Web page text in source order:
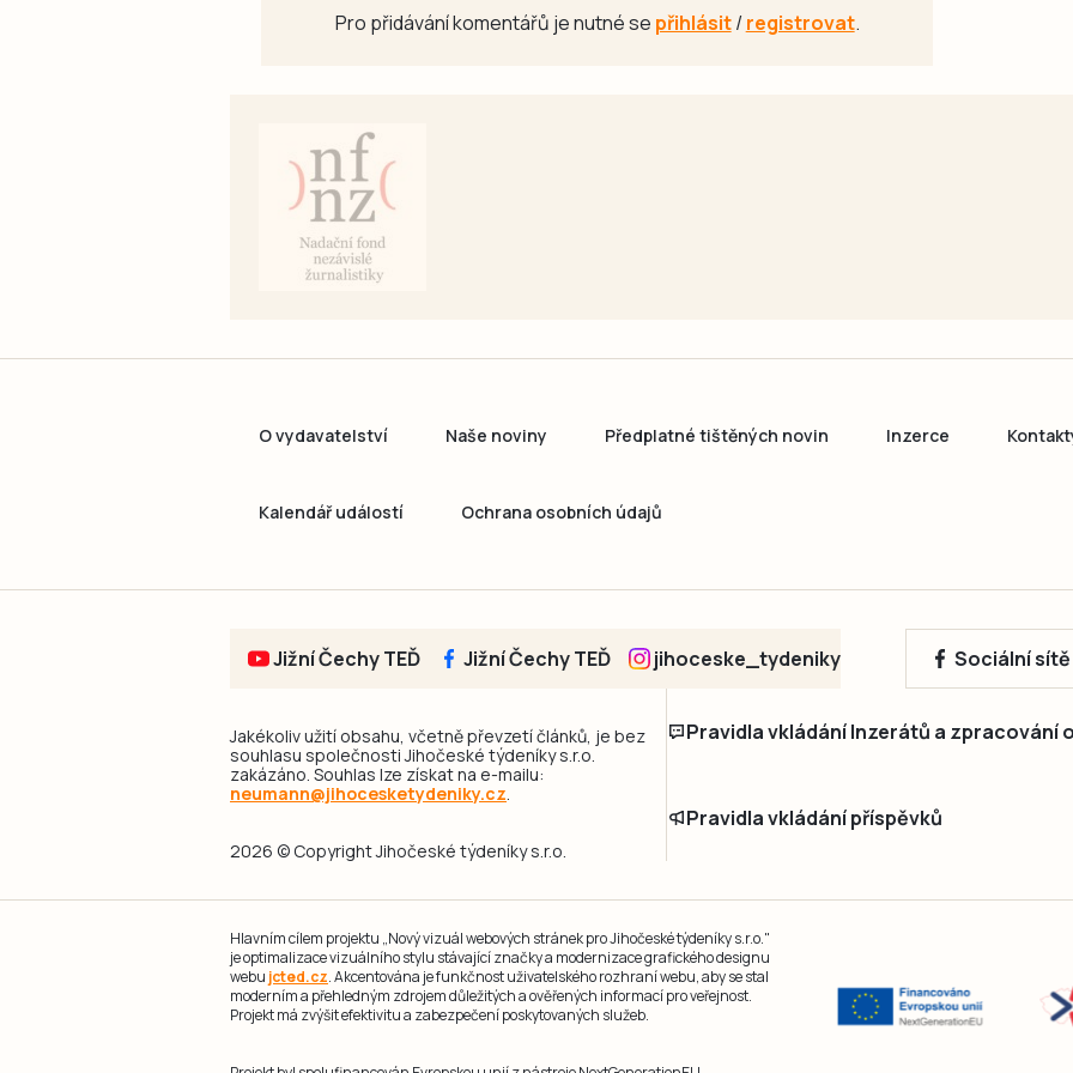
Pro přidávání komentářů je nutné se přihlásit/registrovat.
O vydavatelství Naše noviny Předplatné tištěných novin Inzerce
Kalendář událostí Ochrana osobních údajů
Jižní Čechy TEĎ Jižní Čechy TEĎ jihoceske_tydeniky Sociální
Jakékoliv užití obsahu, včetně převzetí článků, je bez
souhlasu společnosti Jihočeské týdeníky s.r.o.
zakázáno. Souhlas lze získat na e-mailu:
neumann@jihocesketydeniky.cz.
2026 © Copyright Jihočeské týdeníky s.r.o.
Pravidla vkládání Inzerátů a zpracování
Pravidla vkládání příspěvků
Hlavním cílem projektu „Nový vizuál webových stránek pro Jihočeské týdeníky s.r.o."
je optimalizace vizuálního stylu stávající značky a modernizace grafického designu
webu jcted.cz. Akcentována je funkčnost uživatelského rozhraní webu, aby se stal
moderním a přehledným zdrojem důležitých a ověřených informací pro veřejnost.
Projekt má zvýšit efektivitu a zabezpečení poskytovaných služeb.